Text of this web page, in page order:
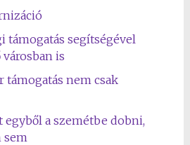
támogatás segítségével
is
támogatás nem csak
a szemétbe dobni,
sem